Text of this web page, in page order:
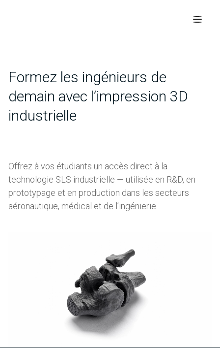
Formez les ingénieurs de
demain avec l’impression 3D
industrielle
Offrez à vos étudiants un accès direct à la
technologie SLS industrielle — utilisée en R&D, en
prototypage et en production dans les secteurs
aéronautique, médical et de l’ingénierie